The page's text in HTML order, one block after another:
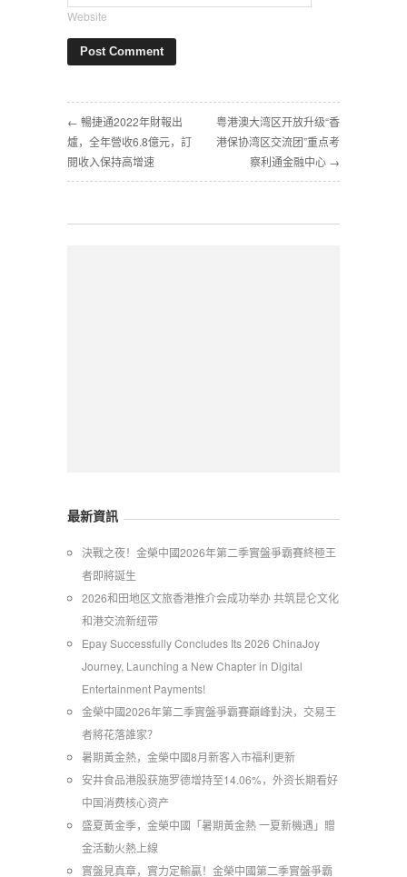
Website
← 暢捷通2022年財報出
爐，全年營收6.8億元，訂
閱收入保持高增速
粤港澳大湾区开放升级“香
港保协湾区交流团”重点考
察利通金融中心 →
最新資訊
​決戰之夜！金榮中國2026年第二季實盤爭霸賽終極王
者即將誕生
2026和田地区文旅香港推介会成功举办 共筑昆仑文化
和港交流新纽带
Epay Successfully Concludes Its 2026 ChinaJoy
Journey, Launching a New Chapter in Digital
Entertainment Payments!
金榮中國2026年第二季實盤爭霸賽巔峰對決，交易王
者將花落誰家？
暑期黃金熱，金榮中國8月新客入市福利更新
安井食品港股获施罗德增持至14.06%，外资长期看好
中国消费核心资产
​盛夏黃金季，金榮中國「暑期黃金熱 一夏新機遇」贈
金活動火熱上線
實盤見真章，實力定輸贏！金榮中國第二季實盤爭霸